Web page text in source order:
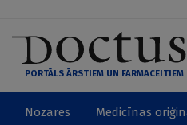
PORTĀLS ĀRSTIEM UN FARMACEITIEM
Nozares Medicīnas